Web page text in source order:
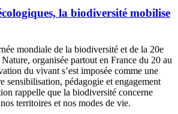
la biodiversité mobilise
mondiale de la biodiversité et de la 20e
organisée partout en France du 20 au
du vivant s’est imposée comme une
sensibilisation, pédagogie et engagement
rappelle que la biodiversité concerne
territoires et nos modes de vie.